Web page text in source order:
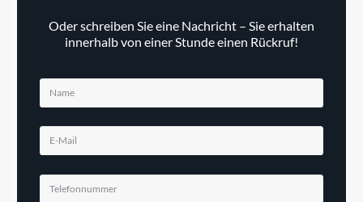
Oder schreiben Sie eine Nachricht – Sie erhalten
innerhalb von einer Stunde einen Rückruf!